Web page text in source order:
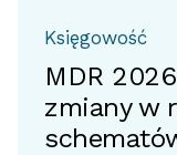
Księgowość
MDR
zmiany w